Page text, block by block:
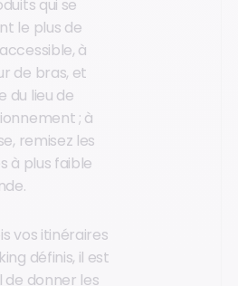
qui se
le plus de
à
de bras, et
du lieu de
; à
remisez les
à plus faible
vos itinéraires
définis, il est
de donner les